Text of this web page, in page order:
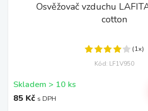
Osvěžovač vzduchu
cotton
(1x)
Kód: LF1V950
Skladem > 10 ks
85 Kč s DPH